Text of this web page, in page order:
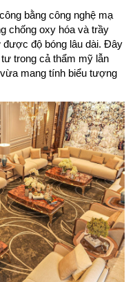
bằng công nghệ mạ
chống oxy hóa và trầy
độ bóng lâu dài. Đây
trong cả thẩm mỹ lẫn
mang tính biểu tượng